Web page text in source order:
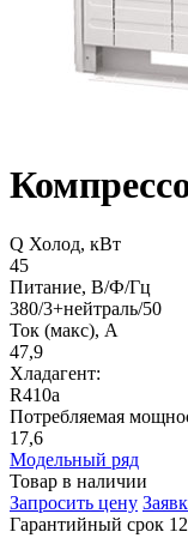
Q Холод, кВт
45
Питание, В/Ф/Гц
380/3+нейтраль/50
Ток (макс), А
47,9
Хладагент:
R410a
Потребляемая
17,6
Модельный ряд
Товар в наличии
Запросить цену
Гарантийный срок